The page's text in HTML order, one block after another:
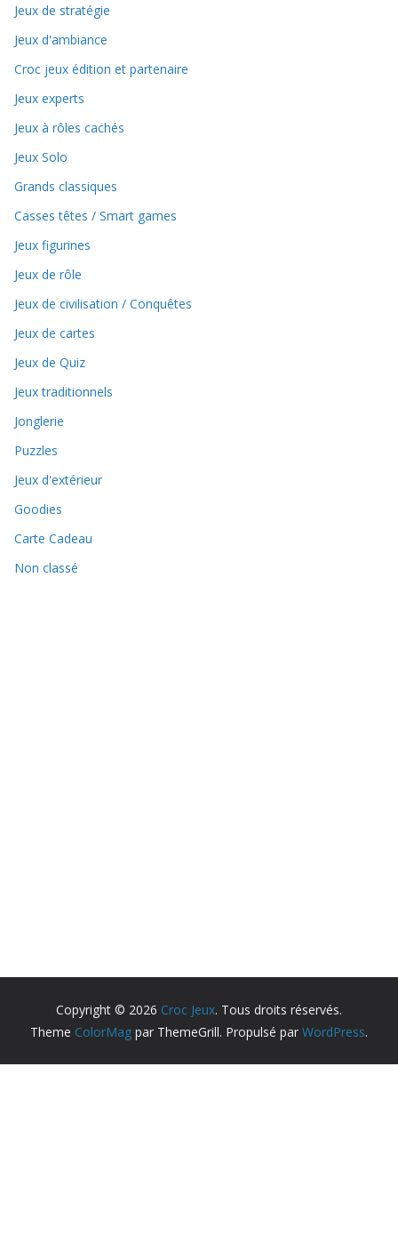
Jeux de stratégie
Jeux d'ambiance
Croc jeux édition et partenaire
Jeux experts
Jeux à rôles cachés
Jeux Solo
Grands classiques
Casses têtes / Smart games
Jeux figurines
Jeux de rôle
Jeux de civilisation / Conquêtes
Jeux de cartes
Jeux de Quiz
Jeux traditionnels
Jonglerie
Puzzles
Jeux d'extérieur
Goodies
Carte Cadeau
Non classé
Copyright © 2026 Croc Jeux. Tous droits réservés.
Theme ColorMag par ThemeGrill. Propulsé par WordPress.